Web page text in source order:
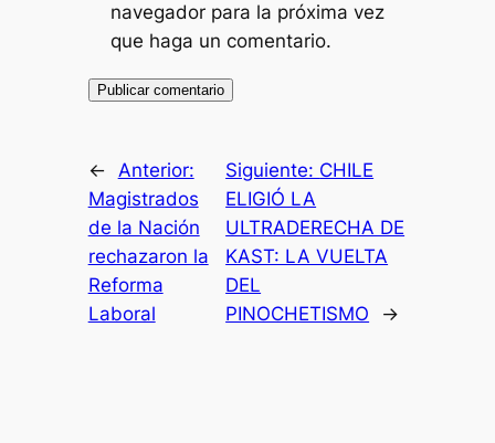
navegador para la próxima vez
que haga un comentario.
← Anterior:
Magistrados
de la Nación
rechazaron la
Reforma
Laboral
Siguiente: CHILE
ELIGIÓ LA
ULTRADERECHA DE
KAST: LA VUELTA
DEL
PINOCHETISMO
→